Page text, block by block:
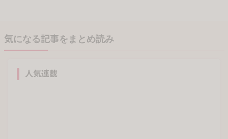
気になる記事をまとめ読み
人気連載